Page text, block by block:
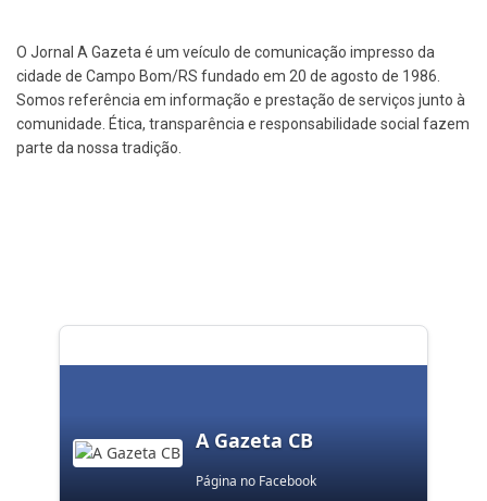
O Jornal A Gazeta é um veículo de comunicação impresso da
cidade de Campo Bom/RS fundado em 20 de agosto de 1986.
Somos referência em informação e prestação de serviços junto à
comunidade. Ética, transparência e responsabilidade social fazem
parte da nossa tradição.
A Gazeta CB
Página no Facebook